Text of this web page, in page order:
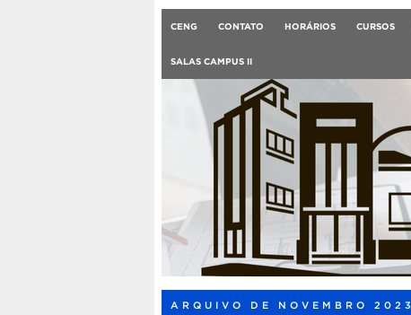
CENG CONTATO HORÁRIOS CURSOS
SALAS CAMPUS II
ARQUIVO DE NOVEMBRO 2023